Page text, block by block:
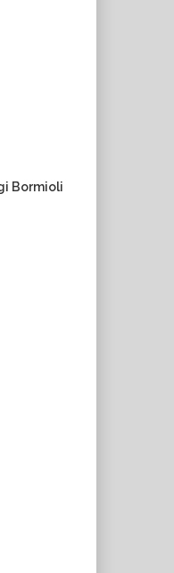
Bormioli